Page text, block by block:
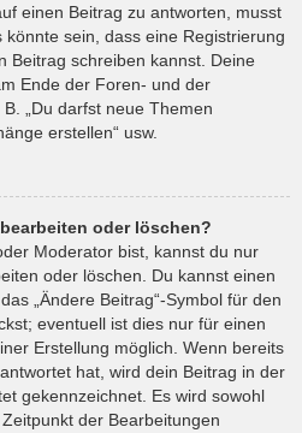
einen Beitrag zu antworten, musst
könnte sein, dass eine Registrierung
Beitrag schreiben kannst. Deine
Ende der Foren- und der
„Du darfst neue Themen
erstellen“ usw.
oder löschen?
Moderator bist, kannst du nur
oder löschen. Du kannst einen
„Ändere Beitrag“-Symbol für den
eventuell ist dies nur für einen
Erstellung möglich. Wenn bereits
hat, wird dein Beitrag in der
gekennzeichnet. Es wird sowohl
der Bearbeitungen